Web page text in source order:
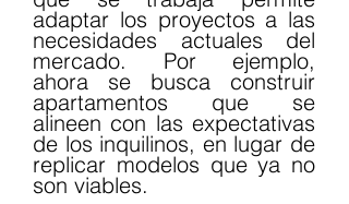
adaptar los proyectos a las
necesidades actuales del
mercado. Por ejemplo,
ahora se busca construir
apartamentos que se
alineen con las expectativas
de los inquilinos, en lugar de
replicar modelos que ya no
son viables.